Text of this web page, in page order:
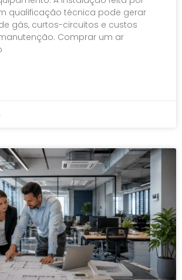
qualificação técnica pode gerar
gás, curtos-circuitos e custos
Comprar um ar